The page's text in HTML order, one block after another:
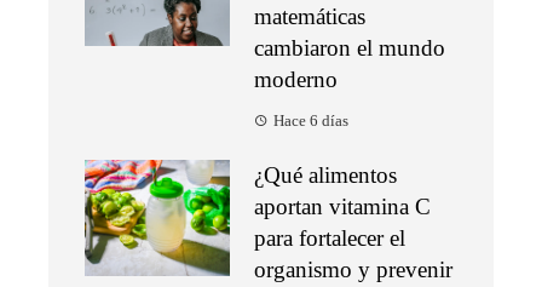
matemáticas
cambiaron el mundo
moderno
Hace 6 días
¿Qué alimentos
aportan vitamina C
para fortalecer el
organismo y prevenir